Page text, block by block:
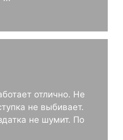
отлично. Не
не выбивает.
не шумит. По